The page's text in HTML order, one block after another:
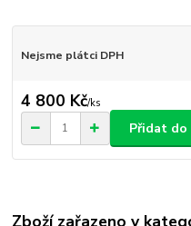
Nejsme plátci DPH
4 800 Kč/ks
Přidat do
Zboží zařazeno v